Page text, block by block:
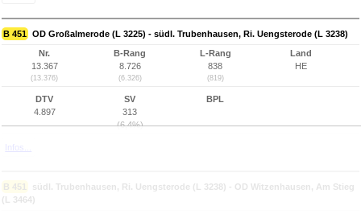
B 451 OD Großalmerode (L 3225) - südl. Trubenhausen, Ri. Uengsterode (L 3238)
Nr.
13.367
(13.376)
B-Rang
8.726
(6.326)
L-Rang
838
(819)
Land
HE
DTV
4.897
SV
313
(6,4%)
BPL
Infos...
B 451
südl. Trubenhausen, Ri. Uengsterode (L 3238) - OD Witzenhausen, Am Stieg
(L 3464)